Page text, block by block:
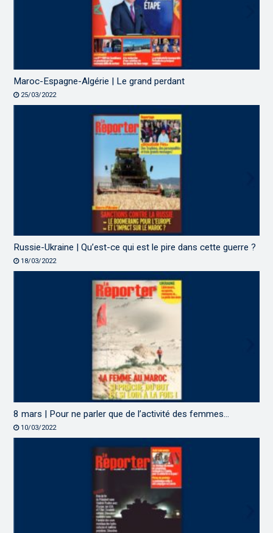
Maroc-Espagne-Algérie | Le grand perdant
25/03/2022
Russie-Ukraine | Qu’est-ce qui est le pire dans cette guerre ?
18/03/2022
8 mars | Pour ne parler que de l’activité des femmes…
10/03/2022